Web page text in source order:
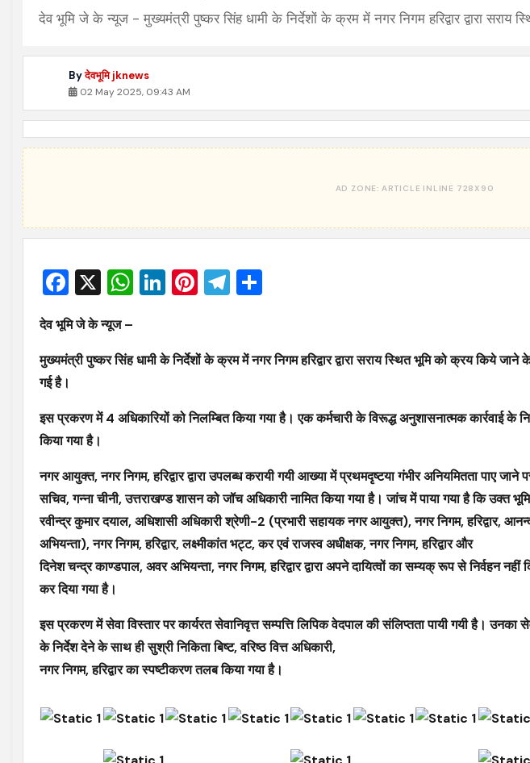
देव भूमि जे के न्यूज - मुख्यमंत्री पुष्कर सिंह धामी के निर्देशों के क्रम में नगर निगम हरिद्वार द्वारा
Byदेवभूमि jknews
02 May 2025, 09:43 AM
Facebook
X WhatsApp
LinkedIn
Pinterest
Telegram
देव भूमि जे के न्यूज –
मुख्यमंत्री पुष्कर सिंह धामी के निर्देशों के क्रम में नगर निगम हरिद्वार द्वारा सराय स्थित भूमि को क्रय किये जाने
गई है।
इस प्रकरण में 4 अधिकारियों को निलम्बित किया गया है। एक कर्मचारी के विरूद्ध अनुशासनात्मक कार्रवाई के
किया गया है।
नगर आयुक्त, नगर निगम, हरिद्वार द्वारा उपलब्ध करायी गयी आख्या में प्रथमदृष्टया गंभीर अनियमितता पाए
सचिव, गन्ना चीनी, उत्तराखण्ड शासन को जॉच अधिकारी नामित किया गया है। जांच में पाया गया है कि
रवीन्द्र कुमार दयाल, अधिशासी अधिकारी श्रेणी-2 (प्रभारी सहायक नगर आयुक्त), नगर निगम, हरिद्वार,
अभियन्ता), नगर निगम, हरिद्वार, लक्ष्मीकांत भट्ट, कर एवं राजस्व अधीक्षक, नगर निगम, हरिद्वार और
दिनेश चन्द्र काण्डपाल, अवर अभियन्ता, नगर निगम, हरिद्वार द्वारा अपने दायित्वों का सम्यक् रूप से निर्वहन
कर दिया गया है।
इस प्रकरण में सेवा विस्तार पर कार्यरत सेवानिवृत्त सम्पत्ति लिपिक वेदपाल की संलिप्तता पायी गयी है। उनका
के निर्देश देने के साथ ही सुश्री निकिता बिष्ट, वरिष्ठ वित्त अधिकारी,
नगर निगम, हरिद्वार का स्पष्टीकरण तलब किया गया है।